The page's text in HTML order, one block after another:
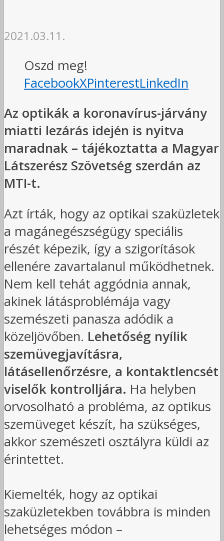
2021.03.11.
Oszd meg!
FacebookXPinterestLinkedIn
Az optikák a koronavírus-járvány
miatti lezárás idején is nyitva
maradnak – tájékoztatta a Magyar
Látszerész Szövetség szerdán az
MTI-t.
Azt írták, hogy az optikai szaküzletek
a magánegészségügy speciális
részét képezik, így a szigorítások
ellenére zavartalanul működhetnek.
Nem kell tehát aggódnia annak,
akinek látásproblémája vagy
szemészeti panasza adódik a
közeljövőben. Lehetőség nyílik
szemüvegjavításra,
látásellenőrzésre, a kontaktlencsét
viselők kontrolljára. Ha helyben
orvosolható a probléma, az optikus
szemüveget készít, ha szükséges,
akkor szemészeti osztályra küldi az
érintettet.
Kiemelték, hogy az optikai
szaküzletekben továbbra is minden
lehetséges módon –